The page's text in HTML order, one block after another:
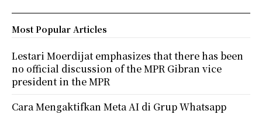
Most Popular Articles
Lestari Moerdijat emphasizes that there has been
no official discussion of the MPR Gibran vice
president in the MPR
Cara Mengaktifkan Meta AI di Grup Whatsapp